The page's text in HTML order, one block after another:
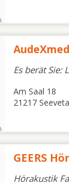
Es berät Sie:
Am Saal 18
21217
GEERS
Hörakustik